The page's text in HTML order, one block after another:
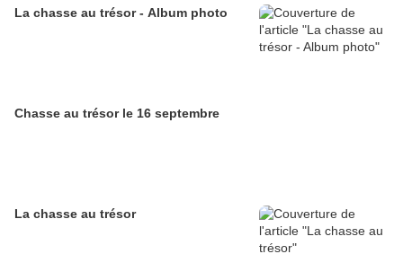
La chasse au trésor - Album photo
Chasse au trésor le 16 septembre
La chasse au trésor